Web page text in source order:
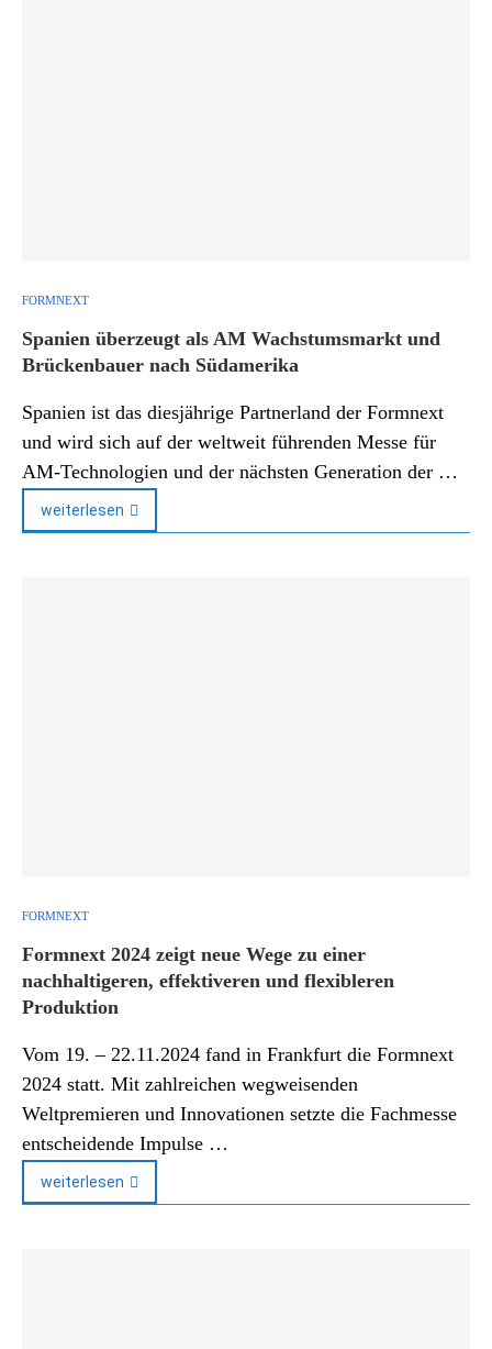
FORMNEXT
Spanien überzeugt als AM Wachstumsmarkt und
Brückenbauer nach Südamerika
Spanien ist das diesjährige Partnerland der Formnext
und wird sich auf der weltweit führenden Messe für
AM-Technologien und der nächsten Generation der …
weiterlesen
FORMNEXT
Formnext 2024 zeigt neue Wege zu einer
nachhaltigeren, effektiveren und flexibleren
Produktion
Vom 19. – 22.11.2024 fand in Frankfurt die Formnext
2024 statt. Mit zahlreichen wegweisenden
Weltpremieren und Innovationen setzte die Fachmesse
entscheidende Impulse …
weiterlesen